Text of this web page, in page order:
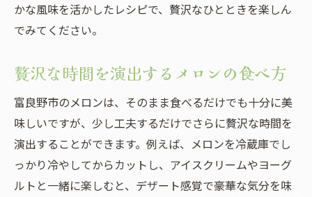
かな風味を活かしたレシピで、贅沢なひとときを楽しん
でみてください。
贅沢な時間を演出するメロンの食べ方
富良野市のメロンは、そのまま食べるだけでも十分に美
味しいですが、少し工夫するだけでさらに贅沢な時間を
演出することができます。例えば、メロンを冷蔵庫でし
っかり冷やしてからカットし、アイスクリームやヨーグ
ルトと一緒に楽しむと、デザート感覚で豪華な気分を味